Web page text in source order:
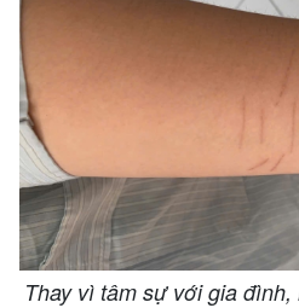
Thay vì tâm sự với gia